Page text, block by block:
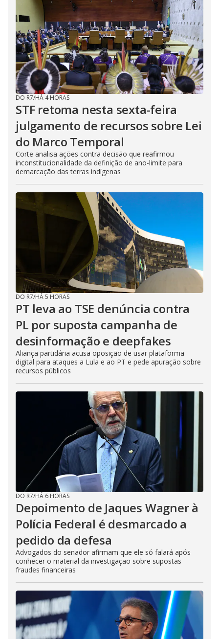
DO R7/HÁ 4 HORAS
STF retoma nesta sexta-feira
julgamento de recursos sobre Lei
do Marco Temporal
Corte analisa ações contra decisão que reafirmou
inconstitucionalidade da definição de ano-limite para
demarcação das terras indígenas
DO R7/HÁ 5 HORAS
PT leva ao TSE denúncia contra
PL por suposta campanha de
desinformação e deepfakes
Aliança partidária acusa oposição de usar plataforma
digital para ataques a Lula e ao PT e pede apuração sobre
recursos públicos
DO R7/HÁ 6 HORAS
Depoimento de Jaques Wagner à
Polícia Federal é desmarcado a
pedido da defesa
Advogados do senador afirmam que ele só falará após
conhecer o material da investigação sobre supostas
fraudes financeiras